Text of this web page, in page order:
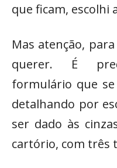
que ficam, escolhi
Mas atenção,
querer. É
formulário que se
detalhando por
ser dado às
cartório, com três